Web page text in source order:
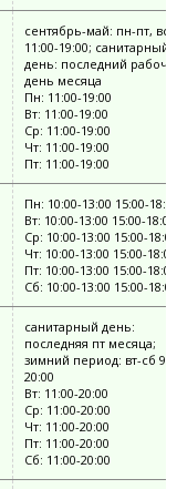
сентябрь-май: пн-пт, вс
11:00-19:00; санитарный
день: последний
день месяца
Пн: 11:00-19:00
Вт: 11:00-19:00
Ср: 11:00-19:00
Чт: 11:00-19:00
Пт: 11:00-19:00
Пн: 10:00-13:00 15:00-
Вт: 10:00-13:00 15:00-18:00
Ср: 10:00-13:00 15:00-18:00
Чт: 10:00-13:00 15:00-18:00
Пт: 10:00-13:00 15:00-18:00
Сб: 10:00-13:00 15:00-18:00
санитарный день:
последняя пт месяца;
зимний период: вт-сб
20:00
Вт: 11:00-20:00
Ср: 11:00-20:00
Чт: 11:00-20:00
Пт: 11:00-20:00
Сб: 11:00-20:00